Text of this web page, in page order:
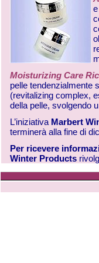
Moisturizing Care
pelle tendenzialmente
(revitalizing complex,
della pelle, svolgendo
L’iniziativa Marbert
terminerà alla fine di
Per ricevere
Winter Products